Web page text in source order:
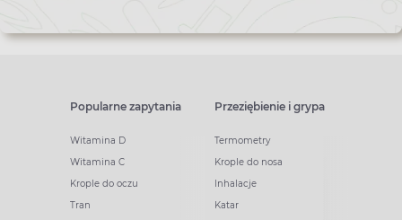
Popularne zapytania
Witamina D
Witamina C
Krople do oczu
Tran
Przeziębienie i grypa
Termometry
Krople do nosa
Inhalacje
Katar